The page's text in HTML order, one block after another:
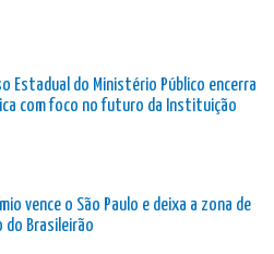
Estadual do Ministério Público encerra
com foco no futuro da Instituição
vence o São Paulo e deixa a zona de
do Brasileirão